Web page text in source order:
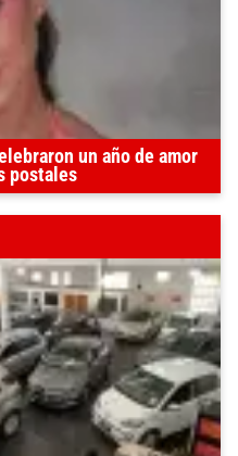
un año de amor
postales